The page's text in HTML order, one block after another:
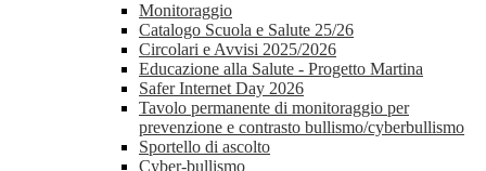
Monitoraggio
Catalogo Scuola e Salute 25/26
Circolari e Avvisi 2025/2026
Educazione alla Salute - Progetto Martina
Safer Internet Day 2026
Tavolo permanente di monitoraggio per
prevenzione e contrasto bullismo/cyberbullismo
Sportello di ascolto
Cyber-bullismo